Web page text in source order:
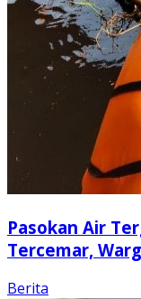
Pasokan Air
Tercemar,
Berita